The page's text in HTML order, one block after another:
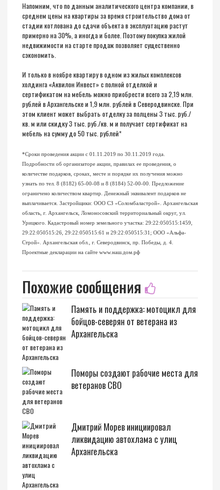
Напомним, что по данным аналитического центра компании, в
среднем цены на квартиры за время строительство дома от
стадии котлована до сдачи объекта в эксплуатацию растут
примерно на 30%, а иногда и более. Поэтому покупка жилой
недвижимости на старте продаж позволяет существенно
сэкономить.
И только в ноябре квартиру в одном из жилых комплексов
холдинга «Аквилон Инвест» с полной отделкой и
сертификатом на мебель можно приобрести всего за 2,19 млн.
рублей в Архангельске и 1,9 млн. рублей в Северодвинске. При
этом клиент может выбрать отделку за полцены 3 тыс. руб./
кв. м или скидку 3 тыс. руб./кв. м и получает сертификат на
мебель на сумму до 50 тыс. рублей*
*Сроки проведения акции с 01.11.2019 по 30.11.2019 года.
Подробности об организаторе акции, правилах ее проведения, о
количестве подарков, сроках, месте и порядке их получения можно
узнать по тел. 8 (8182) 65-00-08 и 8 (8184) 52-00-00. Предложение
ограничено количеством квартир. Денежный эквивалент подарков не
выплачивается. Застройщики: ООО СЗ «Соломбаластрой». Архангельская
область, г. Архангельск, Ломоносовский территориальный округ, ул.
Урицкого. Кадастровый номер земельного участка: 29:22:050515:1459,
29:22:050515:26, 29:22:050515:61 и 29:22:050515:31; ООО «Альфа-
Строй». Архангельская обл., г. Северодвинск, пр. Победы, д. 4.
Проектные декларации на сайте www.наш.дом.рф
Похожие сообщения
Память и поддержка: мотоцикл для
бойцов-северян от ветерана из
Архангельска
Поморы создают рабочие места для
ветеранов СВО
Дмитрий Морев инициировал
ликвидацию автохлама с улиц
Архангельска